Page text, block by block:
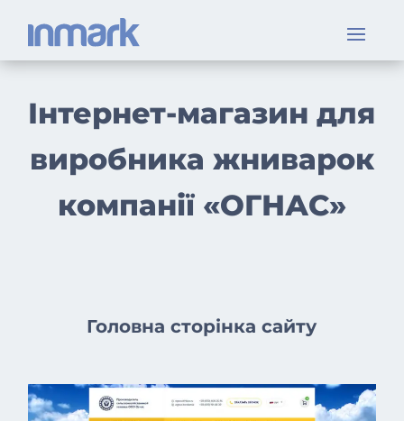
Інтернет-магазин для
виробника жниварок
компанії «ОГНАС»
Головна сторінка сайту